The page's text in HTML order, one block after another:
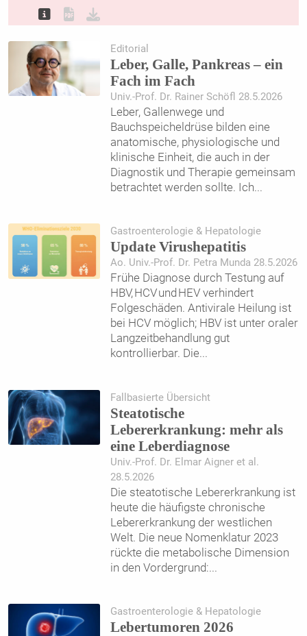
Editorial
Leber, Galle, Pankreas – ein
Fach im Fach
Univ.-Prof. Dr. Rainer Schöfl 28.5.2026
Leber, Gallenwege und
Bauchspeicheldrüse bilden eine
anatomische, physiologische und
klinische Einheit, die auch in der
Diagnostik und Therapie gemeinsam
betrachtet werden sollte. Ich...
Gastroenterologie & Hepatologie
Update Virushepatitis
Ao. Univ.-Prof. Dr. Petra Munda 28.5.2026
Frühe Diagnose durch Testung auf
HBV, HCV und HEV verhindert
Folgeschäden. Antivirale Heilung ist
bei HCV möglich; HBV ist unter oraler
Langzeitbehandlung gut
kontrollierbar. Die...
Fallbasierte Übersicht
Steatotische
Lebererkrankung: mehr als
eine Leberdiagnose
Univ.-Prof. Dr. Elmar Aigner et al.
28.5.2026
Die steatotische Lebererkrankung ist
heute die häufigste chronische
Lebererkrankung der westlichen
Welt. Die neue Nomenklatur 2023
rückte die metabolische Dimension
in den Vordergrund:...
Gastroenterologie & Hepatologie
Lebertumoren 2026